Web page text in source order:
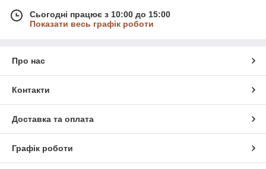
Сьогодні працює з 10:00 до 15:00
Показати весь графік роботи
Про нас
Контакти
Доставка та оплата
Графік роботи